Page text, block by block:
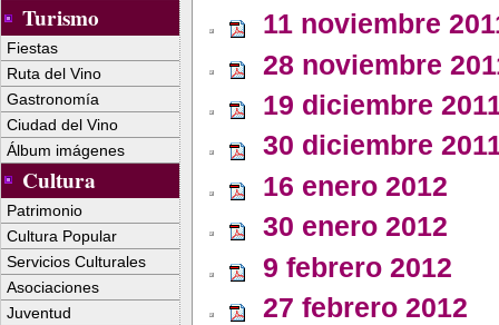
Turismo
Fiestas
Ruta del Vino
Gastronomía
Ciudad del Vino
Álbum imágenes
Cultura
Patrimonio
Cultura Popular
Servicios Culturales
Asociaciones
Juventud
11 noviembre
28 noviembre
19 diciembre
30 diciembre
16 enero 2012
30 enero 2012
9 febrero 2012
27 febrero 2012